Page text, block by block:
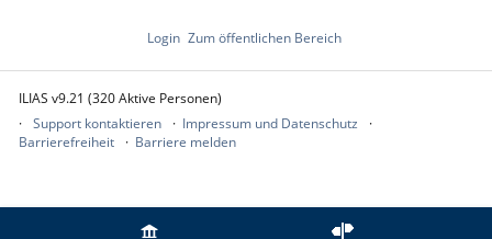
Login Zum öffentlichen Bereich
ILIAS v9.21 (320 Aktive Personen)
Support kontaktieren
Impressum und Datenschutz
Barrierefreiheit
Barriere melden